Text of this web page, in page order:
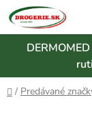
Prejsť
na
obsah
Domov
/ Predávané